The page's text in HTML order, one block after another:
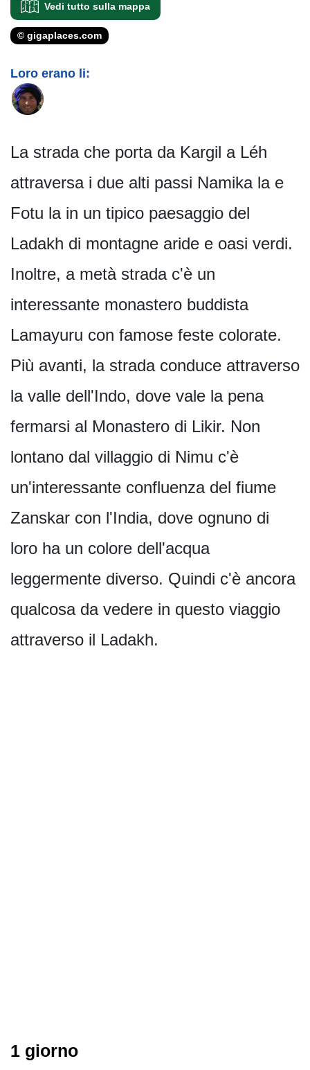
Vedi tutto sulla mappa
© gigaplaces.com
Loro erano li:
La strada che porta da Kargil a Léh
attraversa i due alti passi Namika la e
Fotu la in un tipico paesaggio del
Ladakh di montagne aride e oasi verdi.
Inoltre, a metà strada c'è un
interessante monastero buddista
Lamayuru con famose feste colorate.
Più avanti, la strada conduce attraverso
la valle dell'Indo, dove vale la pena
fermarsi al Monastero di Likir. Non
lontano dal villaggio di Nimu c'è
un'interessante confluenza del fiume
Zanskar con l'India, dove ognuno di
loro ha un colore dell'acqua
leggermente diverso. Quindi c'è ancora
qualcosa da vedere in questo viaggio
attraverso il Ladakh.
1 giorno